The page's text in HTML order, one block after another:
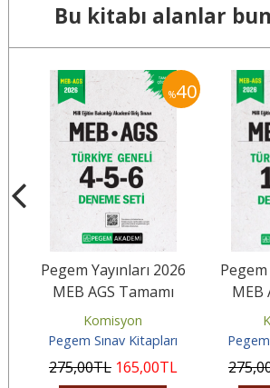
Bu kitabı alanlar
%40
Pegem Yayınları 2026
MEB AGS Tamamı
Çözümlü Türkiye Geneli
4-5-6 (3'lü...
Komisyon
Pegem Sınav Kitapları
275,00TL 165,00TL
Pegem
MEB
1-2-
275